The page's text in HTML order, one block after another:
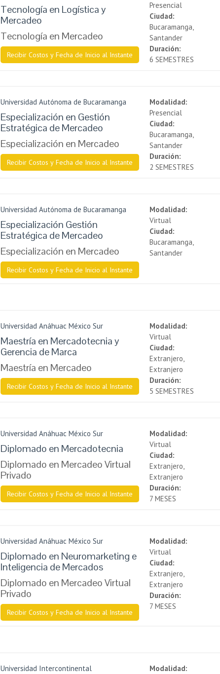
Tecnología en Logística y
Mercadeo
Tecnología en Mercadeo
Recibir Costos y Fecha de Inicio al Instante
Presencial
Ciudad:
Bucaramanga,
Santander
Duración:
6 SEMESTRES
Universidad Autónoma de Bucaramanga
Especialización en Gestión
Estratégica de Mercadeo
Especialización en Mercadeo
Recibir Costos y Fecha de Inicio al Instante
Modalidad:
Presencial
Ciudad:
Bucaramanga,
Santander
Duración:
2 SEMESTRES
Universidad Autónoma de Bucaramanga
Especialización Gestión
Estratégica de Mercadeo
Especialización en Mercadeo
Recibir Costos y Fecha de Inicio al Instante
Modalidad:
Virtual
Ciudad:
Bucaramanga,
Santander
Universidad Anáhuac México Sur
Maestría en Mercadotecnia y
Gerencia de Marca
Maestría en Mercadeo
Recibir Costos y Fecha de Inicio al Instante
Modalidad:
Virtual
Ciudad:
Extranjero,
Extranjero
Duración:
5 SEMESTRES
Universidad Anáhuac México Sur
Diplomado en Mercadotecnia
Diplomado en Mercadeo Virtual
Privado
Recibir Costos y Fecha de Inicio al Instante
Modalidad:
Virtual
Ciudad:
Extranjero,
Extranjero
Duración:
7 MESES
Universidad Anáhuac México Sur
Diplomado en Neuromarketing e
Inteligencia de Mercados
Diplomado en Mercadeo Virtual
Privado
Recibir Costos y Fecha de Inicio al Instante
Modalidad:
Virtual
Ciudad:
Extranjero,
Extranjero
Duración:
7 MESES
Universidad Intercontinental
Modalidad: